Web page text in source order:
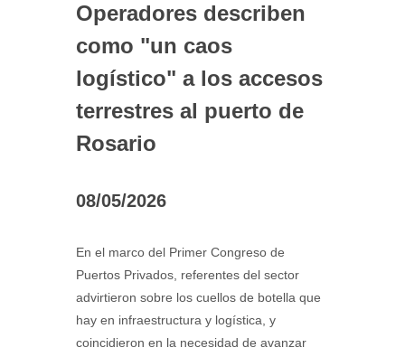
Operadores describen
como "un caos
logístico" a los accesos
terrestres al puerto de
Rosario
08/05/2026
En el marco del Primer Congreso de
Puertos Privados, referentes del sector
advirtieron sobre los cuellos de botella que
hay en infraestructura y logística, y
coincidieron en la necesidad de avanzar